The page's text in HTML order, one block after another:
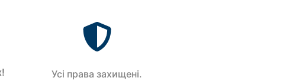
Усi права захищенi.